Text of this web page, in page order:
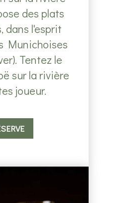
des plats
dans l'esprit
Munichoises
Tentez le
sur la rivière
joueur.